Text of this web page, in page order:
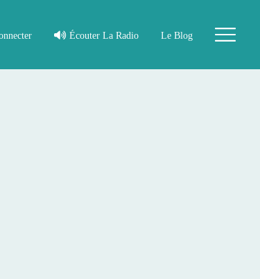
Écouter La Radio Le Blog